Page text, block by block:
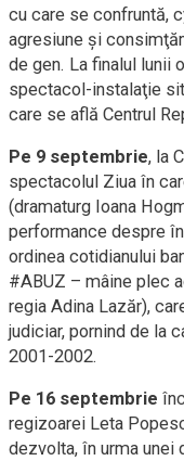
cu care se confruntă,
agresiune şi
de gen. La finalul lunii
spectacol-instalaţie
care se află Centrul
Pe 9 septembrie, la
spectacolul Ziua în
(dramaturg Ioana
performance despre
ordinea cotidianului
#ABUZ – mâine plec
regia Adina Lazăr),
judiciar, pornind de la
2001-2002.
Pe 16 septembrie
regizoarei Leta
dezvolta, în urma unei